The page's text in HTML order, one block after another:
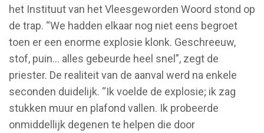
het Instituut van het Vleesgeworden Woord stond op
de trap. “We hadden elkaar nog niet eens begroet
toen er een enorme explosie klonk. Geschreeuw,
stof, puin... alles gebeurde heel snel”, zegt de
priester. De realiteit van de aanval werd na enkele
seconden duidelijk. “Ik voelde de explosie; ik zag
stukken muur en plafond vallen. Ik probeerde
onmiddellijk degenen te helpen die door